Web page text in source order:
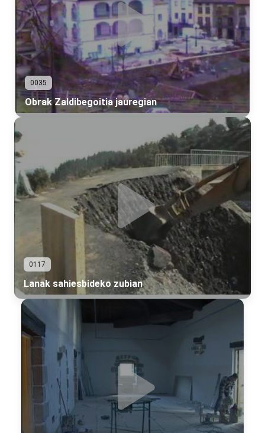
0035
Obrak Zaldibegoitia jauregian
0117
Lanak sahiesbideko zubian